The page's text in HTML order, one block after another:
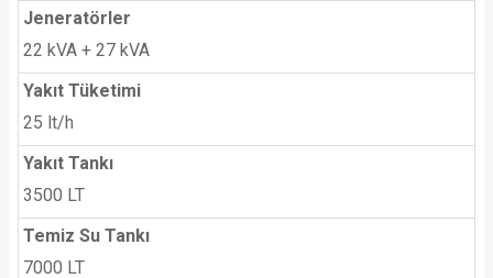
Jeneratörler
22 kVA + 27 kVA
Yakıt Tüketimi
25 lt/h
Yakıt Tankı
3500 LT
Temiz Su Tankı
7000 LT